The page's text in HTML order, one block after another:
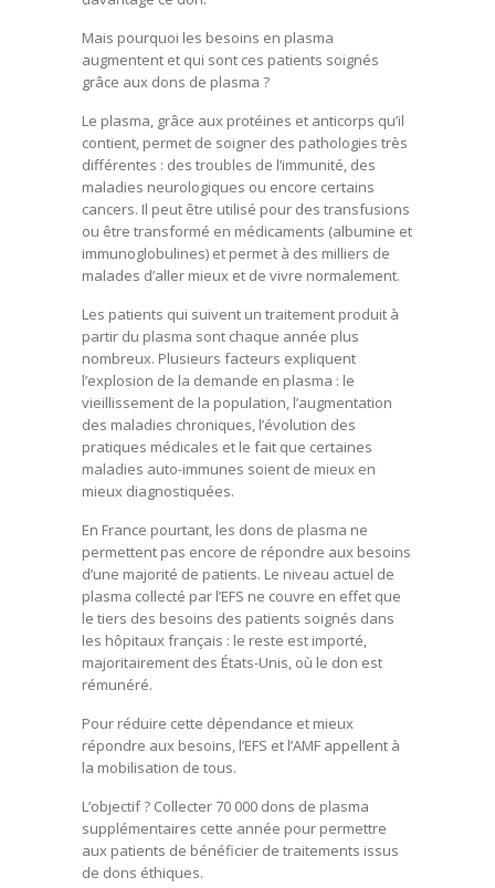
Mais pourquoi les besoins en plasma
augmentent et qui sont ces patients soignés
grâce aux dons de plasma ?
Le plasma, grâce aux protéines et anticorps qu’il
contient, permet de soigner des pathologies très
différentes : des troubles de l’immunité, des
maladies neurologiques ou encore certains
cancers. Il peut être utilisé pour des transfusions
ou être transformé en médicaments (albumine et
immunoglobulines) et permet à des milliers de
malades d’aller mieux et de vivre normalement.
Les patients qui suivent un traitement produit à
partir du plasma sont chaque année plus
nombreux. Plusieurs facteurs expliquent
l’explosion de la demande en plasma : le
vieillissement de la population, l’augmentation
des maladies chroniques, l’évolution des
pratiques médicales et le fait que certaines
maladies auto-immunes soient de mieux en
mieux diagnostiquées.
En France pourtant, les dons de plasma ne
permettent pas encore de répondre aux besoins
d’une majorité de patients. Le niveau actuel de
plasma collecté par l’EFS ne couvre en effet que
le tiers des besoins des patients soignés dans
les hôpitaux français : le reste est importé,
majoritairement des États-Unis, où le don est
rémunéré.
Pour réduire cette dépendance et mieux
répondre aux besoins, l’EFS et l’AMF appellent à
la mobilisation de tous.
L’objectif ? Collecter 70 000 dons de plasma
supplémentaires cette année pour permettre
aux patients de bénéficier de traitements issus
de dons éthiques.